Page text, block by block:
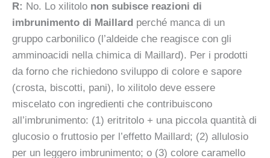
R: No. Lo xilitolo non subisce reazioni di
imbrunimento di Maillard perché manca di un
gruppo carbonilico (l’aldeide che reagisce con gli
amminoacidi nella chimica di Maillard). Per i prodotti
da forno che richiedono sviluppo di colore e sapore
(crosta, biscotti, pani), lo xilitolo deve essere
miscelato con ingredienti che contribuiscono
all’imbrunimento: (1) eritritolo + una piccola quantità di
glucosio o fruttosio per l’effetto Maillard; (2) allulosio
per un leggero imbrunimento; o (3) colore caramello